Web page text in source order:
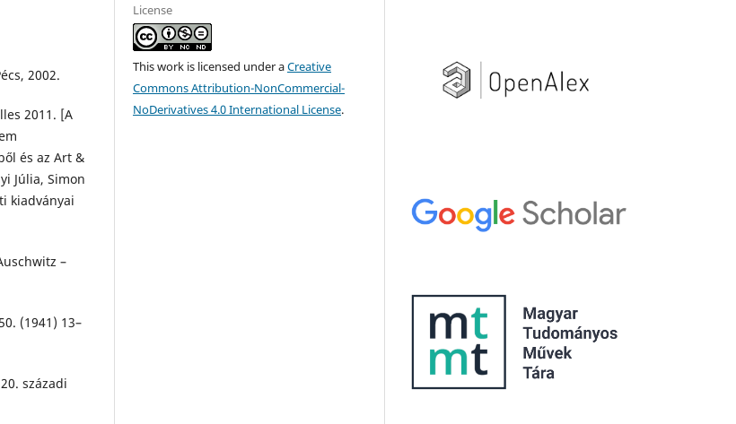
2002.
2011. [A
és az Art &
Júlia, Simon
kiadványai
–
(1941) 13–
századi
License
This work is licensed under aCreative
Commons Attribution-NonCommercial-
NoDerivatives 4.0 International License.